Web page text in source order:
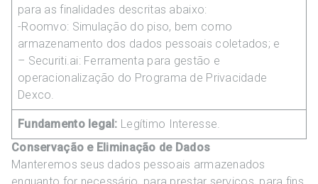
para as finalidades descritas abaixo:
-Roomvo: Simulação do piso, bem como
armazenamento dos dados pessoais coletados; e
– Securiti.ai: Ferramenta para gestão e
operacionalização do Programa de Privacidade
Dexco.
Fundamento legal: Legítimo Interesse.
Conservação e Eliminação de Dados
Manteremos seus dados pessoais armazenados